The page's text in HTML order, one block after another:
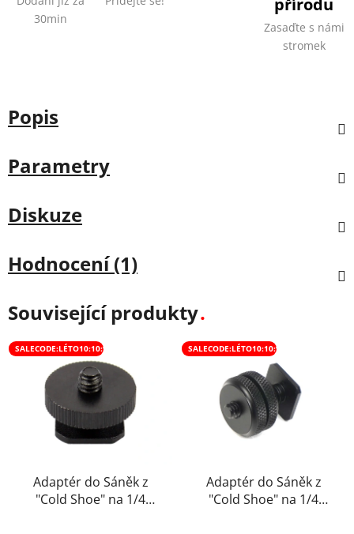
30min
Zasaďte s námi
stromek
Popis
Parametry
Diskuze
Hodnocení (1)
Související produkty
SALECODE:LÉTO10:10:%
Adaptér do Sáněk z
"Cold Shoe" na 1/4
SALECODE:LÉTO10:10:%
Adaptér do Sáněk z
"Cold Shoe" na 1/4